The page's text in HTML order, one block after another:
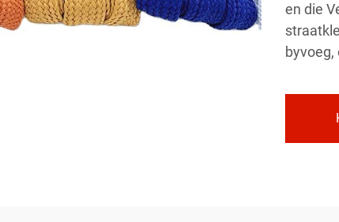
en die